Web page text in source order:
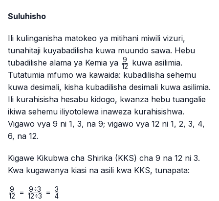
Suluhisho
Ili kulinganisha matokeo ya mitihani miwili vizuri,
tunahitaji kuyabadilisha kuwa muundo sawa. Hebu
tubadilishe alama ya Kemia ya \frac{9}
{12}
12
9
kuwa asilimia.
Tutatumia mfumo wa kawaida: kubadilisha sehemu
kuwa desimali, kisha kubadilisha desimali kuwa asilimia.
Ili kurahisisha hesabu kidogo, kwanza hebu tuangalie
ikiwa sehemu iliyotolewa inaweza kurahisishwa.
Vigawo vya 9 ni 1, 3, na 9; vigawo vya 12 ni 1, 2, 3, 4,
6, na 12.
Kigawe Kikubwa cha Shirika (KKS) cha 9 na 12 ni 3.
Kwa kugawanya kiasi na asili kwa KKS, tunapata:
\frac{9}
12
9 = \frac{9
12÷3
9÷3 = \frac{3}
4
3